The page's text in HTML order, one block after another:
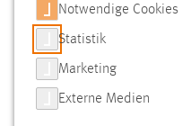
SUCHE
FILTER
Notwendige Cookies
Statistik
Marketing
Externe Medien